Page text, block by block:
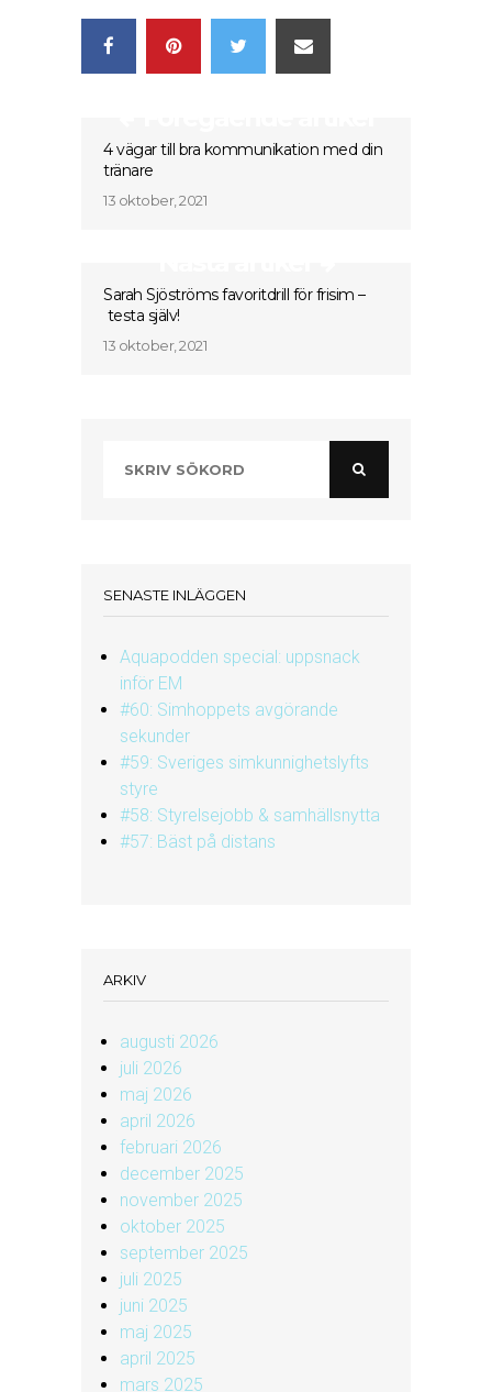
4 vägar till bra kommunikation med din
tränare
13 oktober, 2021
Sarah Sjöströms favoritdrill för frisim –
testa själv!
13 oktober, 2021
SENASTE INLÄGGEN
Aquapodden special: uppsnack
inför EM
#60: Simhoppets avgörande
sekunder
#59: Sveriges simkunnighetslyfts
styre
#58: Styrelsejobb & samhällsnytta
#57: Bäst på distans
ARKIV
augusti 2026
juli 2026
maj 2026
april 2026
februari 2026
december 2025
november 2025
oktober 2025
september 2025
juli 2025
juni 2025
maj 2025
april 2025
mars 2025